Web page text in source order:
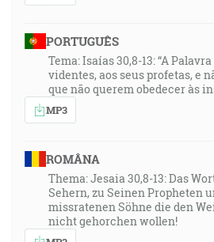
PORTUGUÊS
Tema: Isaías 30,8-13: “A
videntes, aos seus profetas, e
que não querem obedecer às
MP3
ROMÂNA
Thema: Jesaia 30,8-13: Das
Sehern, zu Seinen Propheten
missratenen Söhne die den
nicht gehorchen wollen!